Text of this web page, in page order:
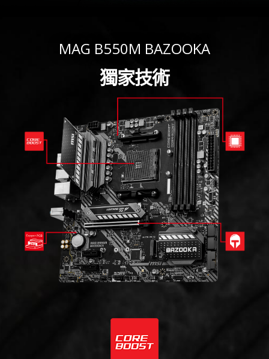
MAG B550M BAZOOKA
獨家技術